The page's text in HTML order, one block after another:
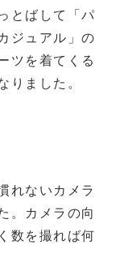
とばして「パ
ジュアル」の
ツを着てくる
ました。
れないカメラ
。カメラの向
数を撮れば何